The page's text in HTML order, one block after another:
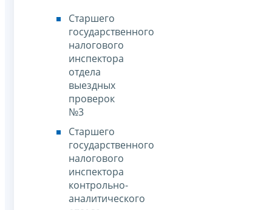
Старшего
государственного
налогового
инспектора
отдела
выездных
проверок
№3
Старшего
государственного
налогового
инспектора
контрольно-
аналитического